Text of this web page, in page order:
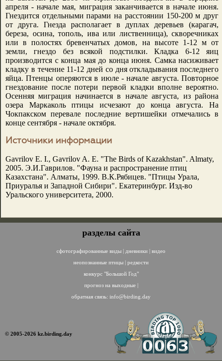
апреля - начале мая, миграция заканчивается в начале июня.
Гнездится отдельными парами на расстоянии 150-200 м друг
от друга. Гнезда располагает в дуплах деревьев (карагач,
береза, осина, тополь, ива или лиственница), скворечниках
или в полостях бревенчатых домов, на высоте 1-12 м от
земли, гнездо без всякой подстилки. Кладка 6-12 яиц
производится с конца мая до конца июня. Самка насиживает
кладку в течение 11-12 дней со дня откладывания последнего
яйца. Птенцы оперяются в июле - начале августа. Повторное
гнездование после потери первой кладки вполне вероятно.
Осенняя миграция начинается в начале августа, из района
озера Маркаколь птицы исчезают до конца августа. На
Чокпакском перевале последние вертишейки отмечались в
конце сентября - начале октября.
Источники информации
Gavrilov E. I., Gavrilov A. E. "The Birds of Kazakhstan". Almaty,
2005. Э.И.Гаврилов. "Фауна и распространение птиц
Казахстана". Алматы, 1999. В.К.Рябицев. "Птицы Урала,
Приуралья и Западной Сибири". Екатеринбург. Изд-во
Уральского университета, 2000.
разделы сайта
сфотографированные виды | дневники | видео
неопознанные птицы | редкости
конкурс "Большой Год"
прогноз на выходные |
обратная связь: info@birding.day
© 2005-2026 kz.birding.day